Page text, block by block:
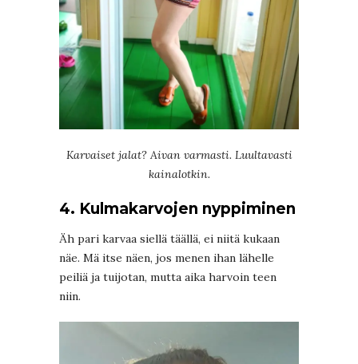
Karvaiset jalat? Aivan varmasti. Luultavasti
kainalotkin.
4. Kulmakarvojen nyppiminen
Äh pari karvaa siellä täällä, ei niitä kukaan
näe. Mä itse näen, jos menen ihan lähelle
peiliä ja tuijotan, mutta aika harvoin teen
niin.